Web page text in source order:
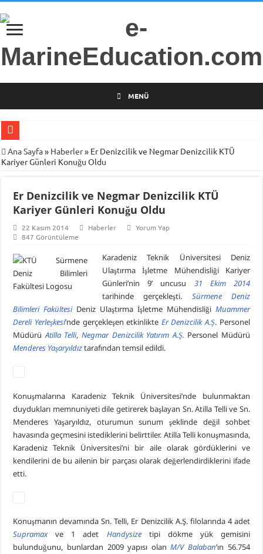
MENÜ
Gemi Radarları Üzerine Bilimsel Araştırma
Türkiye’nin İlk Deniz Teknolojileri Girişimcilik Programı
İTÜ Mesleki ve Teknik Anadolu Lisesi Öğrencilerini Geleceğin
DARGEB-Denizci Gönüllülerden Gemi İnsanlarına Mesaj Var!
Armona Denizcilik İşletme Müdürü Kapt. Semih Falay Vefat Etti
Piri Reis Üniversitesi’nin Karadeniz Ülkeleri için “Ortak Yüksek Lisans
DARGEB’ten, Deniz’den Fotoğraf Sergisi
DARGEB Denizci Gönüllüler’den Preveze Deniz Zaferi Videosu
Ana Sayfa» Haberler» Er Denizcilik ve Negmar Denizcilik KTÜ
Kariyer Günleri Konuğu Oldu
Er Denizcilik ve Negmar Denizcilik KTÜ
Kariyer Günleri Konuğu Oldu
22 Kasım 2014 Haberler
Yorum Yap
847 Görüntüleme
Karadeniz Teknik Üniversitesi Deniz
Ulaştırma İşletme Mühendisliği Kariyer
Günleri’nin 9’ uncusu 31 Ekim 2014
tarihinde gerçekleşti. Sürmene Deniz
Bilimleri Fakültesi Deniz Ulaştırma İşletme Mühendisliği Muammer
Dereli Yerleşkesi’nde gerçekleşen etkinlikte Er Denizcilik A.Ş. Personel
MüdürüAtilla Telli, Negmar Denizcilik Yatırım A.Ş. Personel Müdürü
Menderes Yaşaryıldıztarafından temsil edildi.
Konuşmalarına Karadeniz Teknik Üniversitesi’nde bulunmaktan
duydukları memnuniyeti dile getirerek başlayan Sn. Atilla Telli ve Sn.
Menderes Yaşaryıldız, oturumun sunum şeklinde değil sohbet
havasında geçmesini istediklerini belirttiler. Atilla Telli konuşmasında,
Karadeniz Teknik Üniversitesi’ni bir aile olarak gördüklerini ve
kendilerini de bu ailenin bir parçası olarak değerlendirdiklerini ifade
etti.
Konuşmanın devamında Sn. Telli, Er Denizcilik A.Ş. filolarında 4 adet
Supramaxve 1 adet Handysizetipi dökme yük gemisini
bulunduğunu, bunlardan 2009 yapısı olanM/V Balaban’ın 56.754